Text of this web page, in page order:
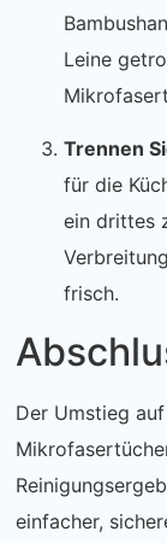
Leine
Trennen
für die
ein drittes
frisch.
Der Umstieg
einfacher,